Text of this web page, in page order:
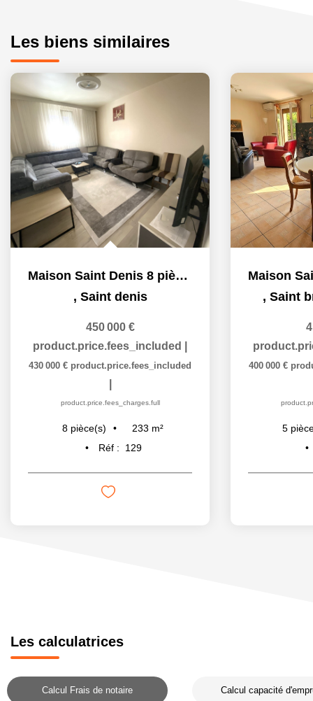
Les biens similaires
Maison Saint Denis 8 pièce(s)
, Saint denis
450 000 €
product.price.fees_included
430 000 € product.price.fees_included
product.price.fees_charges.full
8 pièce(s) 233 m²
Réf :
129
, Saint
400 000 €
5
Les calculatrices
Calcul Frais de notaire Calcul capacité